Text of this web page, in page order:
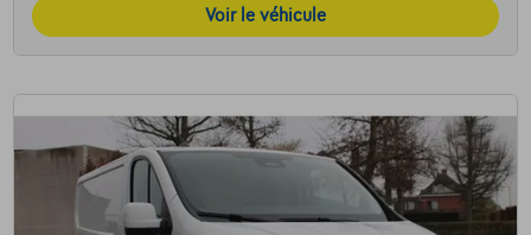
Voir le véhicule